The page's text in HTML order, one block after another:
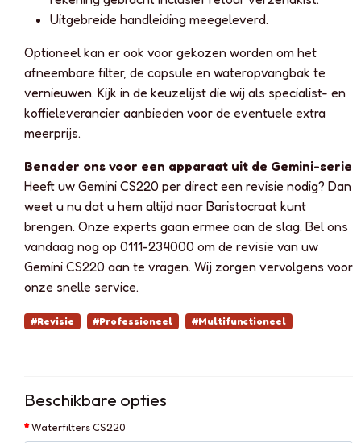
Uitgebreide handleiding meegeleverd.
Optioneel kan er ook voor gekozen worden om het
afneembare filter, de capsule en wateropvangbak te
vernieuwen. Kijk in de keuzelijst die wij als specialist- en
koffieleverancier aanbieden voor de eventuele extra
meerprijs.
Benader ons voor een apparaat uit de Gemini-serie
Heeft uw Gemini CS220 per direct een revisie nodig? Dan
weet u nu dat u hem altijd naar Baristocraat kunt
brengen. Onze experts gaan ermee aan de slag. Bel ons
vandaag nog op 0111-234000 om de revisie van uw
Gemini CS220 aan te vragen. Wij zorgen vervolgens voor
onze snelle service.
#Revisie #Professioneel #Multifunctioneel
Beschikbare opties
Waterfilters CS220